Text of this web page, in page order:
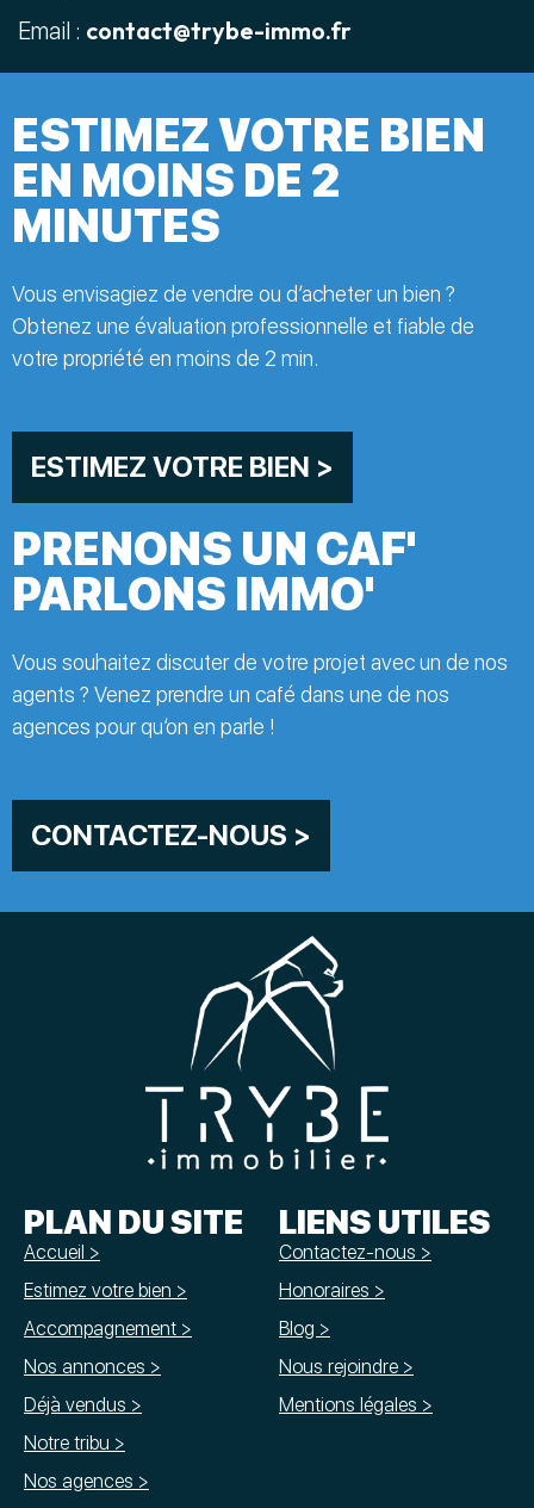
Email : contact@trybe-immo.fr
PRENONS UN CAF'
PARLONS IMMO'
Vous souhaitez discuter de votre projet avec un de nos
agents ? Venez prendre un café dans une de nos
agences pour qu’on en parle !
CONTACTEZ-NOUS >
ESTIMEZ VOTRE BIEN
EN MOINS DE 2
MINUTES
Vous envisagiez de vendre ou d’acheter un bien ?
Obtenez une évaluation professionnelle et fiable de
votre propriété en moins de 2 min.
ESTIMEZ VOTRE BIEN >
PLAN DU SITE
Accueil >
Estimez votre bien >
Accompagnement >
Nos annonces >
Déjà vendus >
Notre tribu >
Nos agences >
LIENS UTILES
Contactez-nous >
Honoraires >
Blog >
Nous rejoindre >
Mentions légales >